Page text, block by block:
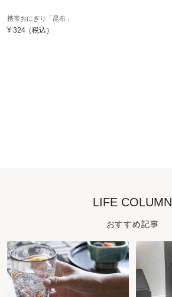
携帯おにぎり「昆布」
¥ 324（税込）
LIFE COLUMN
おすすめ記事